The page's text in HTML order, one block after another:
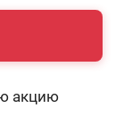
акцию